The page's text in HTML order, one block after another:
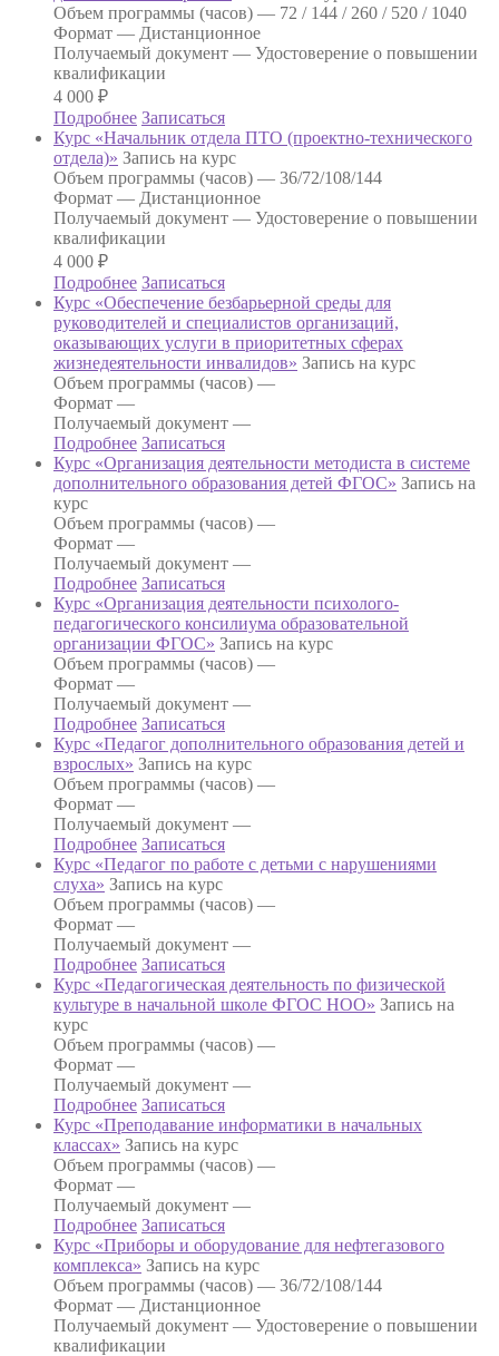
Объем программы (часов) — 72 / 144 / 260 / 520 / 1040
Формат — Дистанционное
Получаемый документ — Удостоверение о повышении
квалификации
4 000 ₽
Подробнее Записаться
Курс «Начальник отдела ПТО (проектно-технического
отдела)» Запись на курс
Объем программы (часов) — 36/72/108/144
Формат — Дистанционное
Получаемый документ — Удостоверение о повышении
квалификации
4 000 ₽
Подробнее Записаться
Курс «Обеспечение безбарьерной среды для
руководителей и специалистов организаций,
оказывающих услуги в приоритетных сферах
жизнедеятельности инвалидов» Запись на курс
Объем программы (часов) —
Формат —
Получаемый документ —
Подробнее Записаться
Курс «Организация деятельности методиста в системе
дополнительного образования детей ФГОС» Запись на
курс
Объем программы (часов) —
Формат —
Получаемый документ —
Подробнее Записаться
Курс «Организация деятельности психолого-
педагогического консилиума образовательной
организации ФГОС» Запись на курс
Объем программы (часов) —
Формат —
Получаемый документ —
Подробнее Записаться
Курс «Педагог дополнительного образования детей и
взрослых» Запись на курс
Объем программы (часов) —
Формат —
Получаемый документ —
Подробнее Записаться
Курс «Педагог по работе с детьми с нарушениями
слуха» Запись на курс
Объем программы (часов) —
Формат —
Получаемый документ —
Подробнее Записаться
Курс «Педагогическая деятельность по физической
культуре в начальной школе ФГОС НОО» Запись на
курс
Объем программы (часов) —
Формат —
Получаемый документ —
Подробнее Записаться
Курс «Преподавание информатики в начальных
классах» Запись на курс
Объем программы (часов) —
Формат —
Получаемый документ —
Подробнее Записаться
Курс «Приборы и оборудование для нефтегазового
комплекса» Запись на курс
Объем программы (часов) — 36/72/108/144
Формат — Дистанционное
Получаемый документ — Удостоверение о повышении
квалификации